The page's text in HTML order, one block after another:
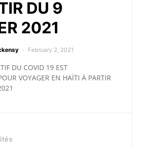
DU 9
2021
February 2, 2021
DU COVID 19 EST
VOYAGER EN HAÏTI À PARTIR